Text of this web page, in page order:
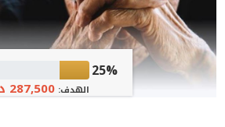
25%
الهدف:287,500 درهم